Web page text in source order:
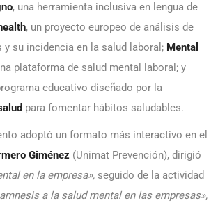
, una herramienta inclusiva en lengua de
, un proyecto europeo de análisis de
y su incidencia en la salud laboral; Mental
plataforma de salud mental laboral; y
educativo diseñado por la
para fomentar hábitos saludables.
adoptó un formato más interactivo en el
Giménez (Unimat Prevención), dirigió
en la empresa», seguido de la actividad
a la salud mental en las empresas»,